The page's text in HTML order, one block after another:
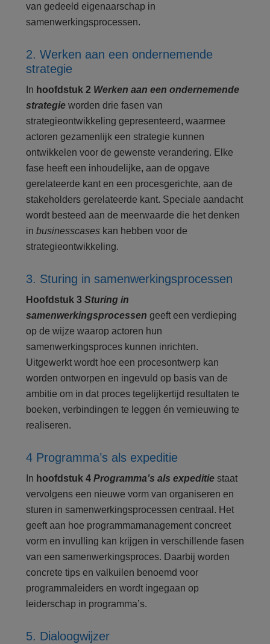
van gedeeld eigenaarschap in
samenwerkingsprocessen.
2. Werken aan een ondernemende
strategie
In hoofdstuk 2 Werken aan een ondernemende
strategie worden drie fasen van
strategieontwikkeling gepresenteerd, waarmee
actoren gezamenlijk een strategie kunnen
ontwikkelen voor de gewenste verandering. Elke
fase heeft een inhoudelijke, aan de opgave
gerelateerde kant en een procesgerichte, aan de
stakeholders gerelateerde kant. Speciale aandacht
wordt besteed aan de meerwaarde die het denken
in businesscases kan hebben voor de
strategieontwikkeling.
3. Sturing in samenwerkingsprocessen
Hoofdstuk 3 Sturing in
samenwerkingsprocessen geeft een verdieping
op de wijze waarop actoren hun
samenwerkingsproces kunnen inrichten.
Uitgewerkt wordt hoe een procesontwerp kan
worden ontworpen en ingevuld op basis van de
ambitie om in dat proces tegelijkertijd resultaten te
boeken, verbindingen te leggen én vernieuwing te
realiseren.
4 Programma’s als expeditie
In hoofdstuk 4 Programma’s als expeditie staat
vervolgens een nieuwe vorm van organiseren en
sturen in samenwerkingsprocessen centraal. Het
geeft aan hoe programmamanagement concreet
vorm en invulling kan krijgen in verschillende fasen
van een samenwerkingsproces. Daarbij worden
concrete tips en valkuilen benoemd voor
programmaleiders en wordt ingegaan op
leiderschap in programma’s.
5. Dialoogwijzer